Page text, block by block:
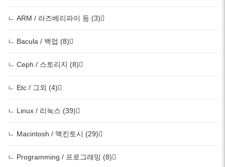
ㄴ ARM / 라즈베리파이 등 (3)
ㄴ Bacula / 백업 (8)
ㄴ Ceph / 스토리지 (8)
ㄴ Etc / 그외 (4)
ㄴ Linux / 리눅스 (39)
ㄴ Macintosh / 맥킨토시 (29)
ㄴ Programming / 프로그래밍 (8)